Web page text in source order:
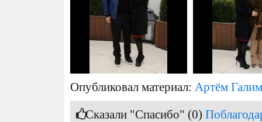
Опубликовал материал: Артём
Сказали "Спасибо" (0)